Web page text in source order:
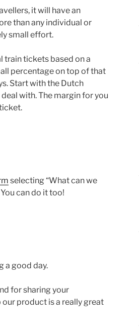
it will have an
than any individual or
small effort.
train tickets based on a
percentage on top of that
Start with the Dutch
with. The margin for you
selecting “What can we
can do it too!
a good day.
for sharing your
product is a really great